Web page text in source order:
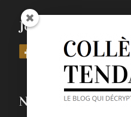
Join Us
Nos derniers posts